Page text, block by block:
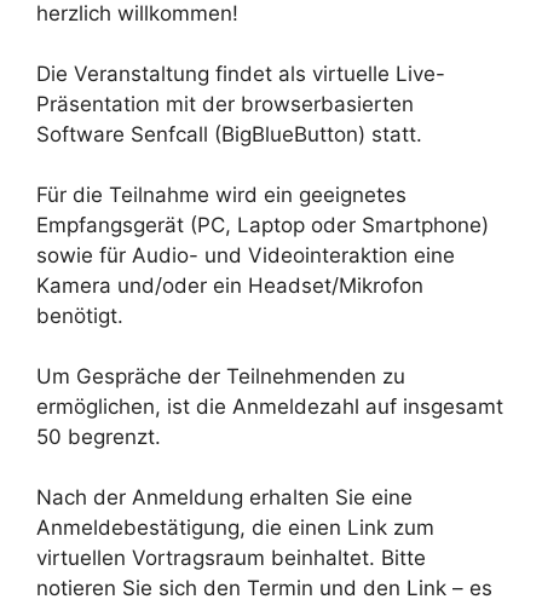
herzlich willkommen!
Die Veranstaltung findet als virtuelle Live-
Präsentation mit der browserbasierten
Software Senfcall (BigBlueButton) statt.
Für die Teilnahme wird ein geeignetes
Empfangsgerät (PC, Laptop oder Smartphone)
sowie für Audio- und Videointeraktion eine
Kamera und/oder ein Headset/Mikrofon
benötigt.
Um Gespräche der Teilnehmenden zu
ermöglichen, ist die Anmeldezahl auf insgesamt
50 begrenzt.
Nach der Anmeldung erhalten Sie eine
Anmeldebestätigung, die einen Link zum
virtuellen Vortragsraum beinhaltet. Bitte
notieren Sie sich den Termin und den Link – es